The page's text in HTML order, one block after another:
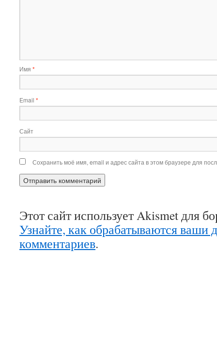
Имя *
Email *
Сайт
Сохранить моё имя, email и адрес сайта в этом браузере для
Этот сайт использует Akismet для
Узнайте, как обрабатываются ваши
комментариев.